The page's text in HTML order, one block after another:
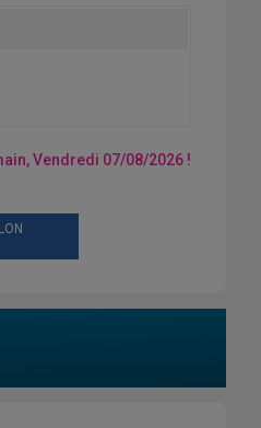
Vendredi 07/08/2026 !